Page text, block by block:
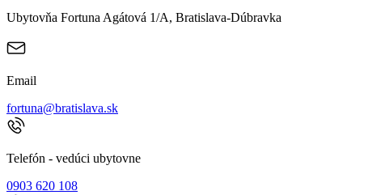
Ubytovňa Fortuna Agátová 1/A, Bratislava-Dúbravka
Email
fortuna@bratislava.sk
Telefón - vedúci ubytovne
0903 620 108